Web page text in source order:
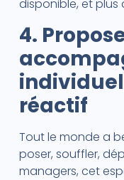
disponible, et plus
4.
réactif
Tout le monde a
poser, souffler,
managers, cet